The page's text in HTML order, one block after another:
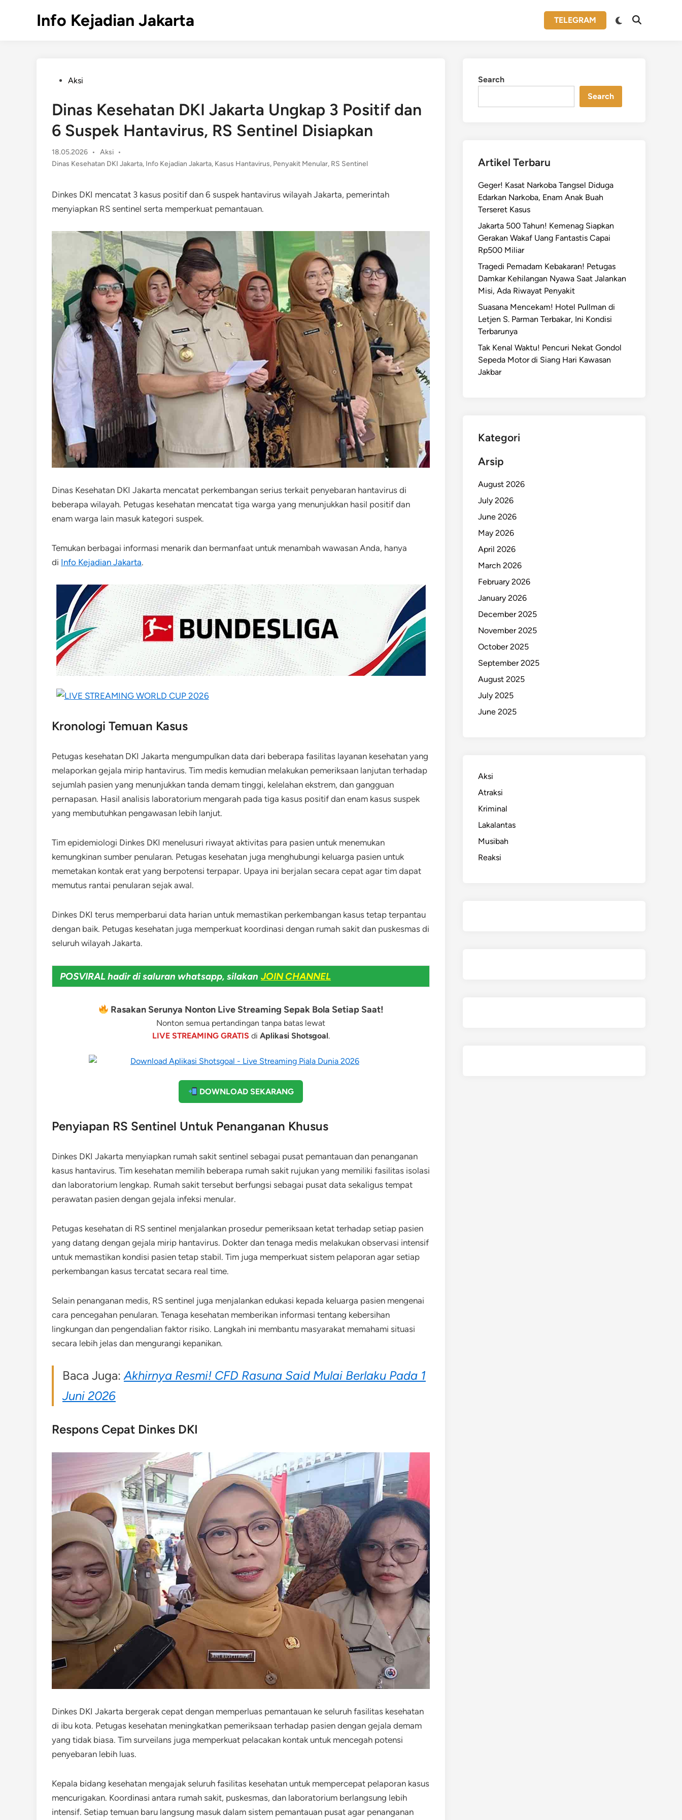
Info Kejadian Jakarta TELEGRAM
Switch
Open
PostedAksi
Dinas Kesehatan DKI Jakarta Ungkap 3 Positif dan
6 Suspek Hantavirus, RS Sentinel Disiapkan
18.05.2026 •
Posted
in
Aksi
•
Dinas Kesehatan DKI Jakarta, Info Kejadian Jakarta, Kasus Hantavirus, Penyakit Menular, RS Sentinel
Dinkes DKI mencatat 3 kasus positif dan 6 suspek hantavirus wilayah Jakarta, pemerintah
menyiapkan RS sentinel serta memperkuat pemantauan.
Dinas Kesehatan DKI Jakarta mencatat perkembangan serius terkait penyebaran hantavirus di
beberapa wilayah. Petugas kesehatan mencatat tiga warga yang menunjukkan hasil positif dan
enam warga lain masuk kategori suspek.
Temukan berbagai informasi menarik dan bermanfaat untuk menambah wawasan Anda, hanya
di Info Kejadian Jakarta.
Kronologi Temuan Kasus
Petugas kesehatan DKI Jakarta mengumpulkan data dari beberapa fasilitas layanan kesehatan yang
melaporkan gejala mirip hantavirus. Tim medis kemudian melakukan pemeriksaan lanjutan terhadap
sejumlah pasien yang menunjukkan tanda demam tinggi, kelelahan ekstrem, dan gangguan
pernapasan. Hasil analisis laboratorium mengarah pada tiga kasus positif dan enam kasus suspek
yang membutuhkan pengawasan lebih lanjut.
Tim epidemiologi Dinkes DKI menelusuri riwayat aktivitas para pasien untuk menemukan
kemungkinan sumber penularan. Petugas kesehatan juga menghubungi keluarga pasien untuk
memetakan kontak erat yang berpotensi terpapar. Upaya ini berjalan secara cepat agar tim dapat
memutus rantai penularan sejak awal.
Dinkes DKI terus memperbarui data harian untuk memastikan perkembangan kasus tetap terpantau
dengan baik. Petugas kesehatan juga memperkuat koordinasi dengan rumah sakit dan puskesmas di
seluruh wilayah Jakarta.
POSVIRAL hadir di saluran whatsapp, silakan JOIN CHANNEL
Rasakan Serunya Nonton Live Streaming Sepak Bola Setiap Saat!
Nonton semua pertandingan tanpa batas lewat
LIVE STREAMING GRATIS di Aplikasi Shotsgoal.
DOWNLOAD SEKARANG
Penyiapan RS Sentinel Untuk Penanganan Khusus
Dinkes DKI Jakarta menyiapkan rumah sakit sentinel sebagai pusat pemantauan dan penanganan
kasus hantavirus. Tim kesehatan memilih beberapa rumah sakit rujukan yang memiliki fasilitas isolasi
dan laboratorium lengkap. Rumah sakit tersebut berfungsi sebagai pusat data sekaligus tempat
perawatan pasien dengan gejala infeksi menular.
Petugas kesehatan di RS sentinel menjalankan prosedur pemeriksaan ketat terhadap setiap pasien
yang datang dengan gejala mirip hantavirus. Dokter dan tenaga medis melakukan observasi intensif
untuk memastikan kondisi pasien tetap stabil. Tim juga memperkuat sistem pelaporan agar setiap
perkembangan kasus tercatat secara real time.
Selain penanganan medis, RS sentinel juga menjalankan edukasi kepada keluarga pasien mengenai
cara pencegahan penularan. Tenaga kesehatan memberikan informasi tentang kebersihan
lingkungan dan pengendalian faktor risiko. Langkah ini membantu masyarakat memahami situasi
secara lebih jelas dan mengurangi kepanikan.
Baca Juga:Akhirnya Resmi! CFD Rasuna Said Mulai Berlaku Pada 1
Juni 2026
Respons Cepat Dinkes DKI
Dinkes DKI Jakarta bergerak cepat dengan memperluas pemantauan ke seluruh fasilitas kesehatan
di ibu kota. Petugas kesehatan meningkatkan pemeriksaan terhadap pasien dengan gejala demam
yang tidak biasa. Tim surveilans juga memperkuat pelacakan kontak untuk mencegah potensi
penyebaran lebih luas.
Kepala bidang kesehatan mengajak seluruh fasilitas kesehatan untuk mempercepat pelaporan kasus
mencurigakan. Koordinasi antara rumah sakit, puskesmas, dan laboratorium berlangsung lebih
intensif. Setiap temuan baru langsung masuk dalam sistem pemantauan pusat agar penanganan
Search
Search
Artikel Terbaru
Geger! Kasat Narkoba Tangsel Diduga
Edarkan Narkoba, Enam Anak Buah
Terseret Kasus
Jakarta 500 Tahun! Kemenag Siapkan
Gerakan Wakaf Uang Fantastis Capai
Rp500 Miliar
Tragedi Pemadam Kebakaran! Petugas
Damkar Kehilangan Nyawa Saat Jalankan
Misi, Ada Riwayat Penyakit
Suasana Mencekam! Hotel Pullman di
Letjen S. Parman Terbakar, Ini Kondisi
Terbarunya
Tak Kenal Waktu! Pencuri Nekat Gondol
Sepeda Motor di Siang Hari Kawasan
Jakbar
Kategori
Arsip
August 2026
July 2026
June 2026
May 2026
April 2026
March 2026
February 2026
January 2026
December 2025
November 2025
October 2025
September 2025
August 2025
July 2025
June 2025
Aksi
Atraksi
Kriminal
Lakalantas
Musibah
Reaksi